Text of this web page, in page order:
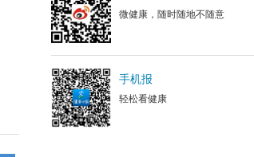
微健康，随时随地不随意
手机报
轻松看健康